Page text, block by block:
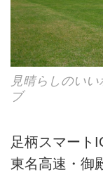
見晴らしのい
ブ
足柄スマート
東名高速・御